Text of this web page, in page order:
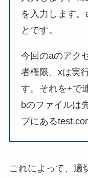
を入力します
とです。
今回のaのアク
者権限、xは実
す。それを+で
bのファイルは
プにある
これによって、適